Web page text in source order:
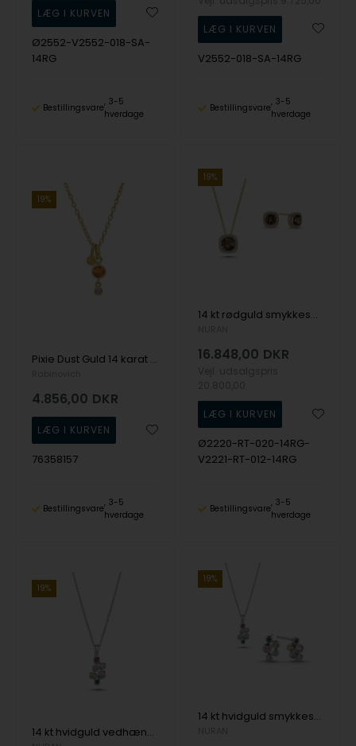
Ø2552-V2552-018-SA-
14RG
Bestillingsvare
3-5
hverdage
V2552-018-SA-14RG
Bestillingsvare
3-5
hverdage
19%
Pixie Dust Guld 14 karat vedhæng med Safirer fra Rabinovich
4.856,00 DKR
76358157
Bestillingsvare
3-5
hverdage
19%
14 kt rødguld smykkesæt, Grace serien fra Nuran med Røg topas og ialt 0,32 ct diamanter
16.848,00 DKR
Ø2220-RT-020-14RG-
V2221-RT-012-14RG
Bestillingsvare
3-5
hverdage
19%
14 kt hvidguld vedhæng, Bubbles multicolour serien fra Nuran med ialt 0,02 ct diamanter
19%
14 kt hvidguld smykkesæt, Bubbles multicolour serien fra Nuran med ialt 0,06 ct diamanter